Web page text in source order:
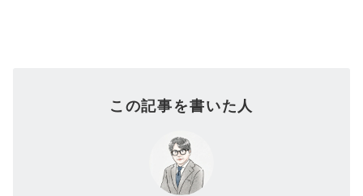
この記事を書いた人